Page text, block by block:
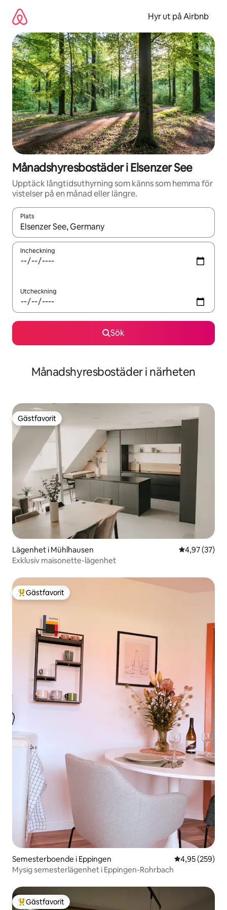
innehåll
Hyr ut på Airbnb
Månadshyresbostäder i Elsenzer See
Upptäck långtidsuthyrning som känns som hemma för
vistelser på en månad eller längre.
Plats
När resultaten är tillgängliga kan du navigera med upp- och
Incheckning
Utcheckning
Sök
Månadshyresbostäder i närheten
Gästfavorit
Gästfavorit
Lägenhet i Mühlhausen 4,97 av 5 i
4,97 (37)
Exklusiv maisonette-lägenhet
Populär gästfavorit
Gästfavorit
Semesterboende i Eppingen 4,95 av 5 i
4,95 (259)
Mysig semesterlägenhet i Eppingen-Rohrbach
Populär gästfavorit
Gästfavorit